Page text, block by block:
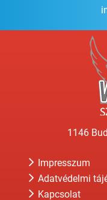
1146
Impresszum
Adatvédelmi
Kapcsolat